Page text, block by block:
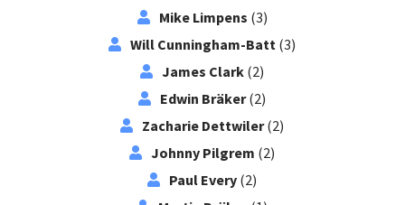
Mike Limpens (3)
Will Cunningham-Batt (3)
James Clark (2)
Edwin Bräker(2)
Zacharie Dettwiler(2)
Johnny Pilgrem (2)
Paul Every (2)